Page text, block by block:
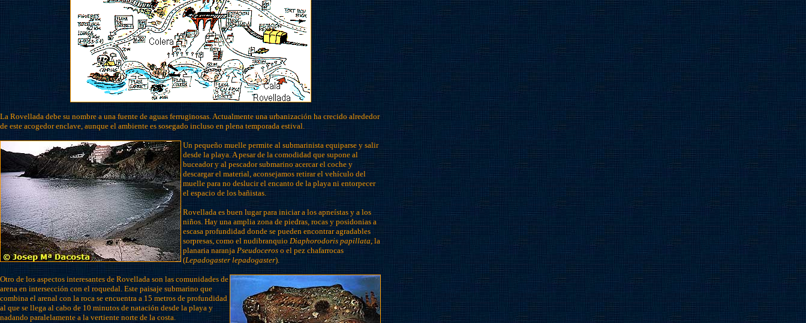
La Rovellada debe su nombre a una fuente de aguas ferruginosas. Actualmente una urbanización ha crecido alrededor
de este acogedor enclave, aunque el ambiente es sosegado incluso en plena temporada estival.
Un pequeño muelle permite al submarinista equiparse y salir
desde la playa. A pesar de la comodidad que supone al
buceador y al pescador submarino acercar el coche y
descargar el material, aconsejamos retirar el vehículo del
muelle para no deslucir el encanto de la playa ni entorpecer
el espacio de los bañistas.
Rovellada es buen lugar para iniciar a los apneístas y a los
niños. Hay una amplia zona de piedras, rocas y posidonias a
escasa profundidad donde se pueden encontrar agradables
sorpresas, como el nudibranquioDiaphorodoris papillata, la
planaria naranja Pseudoceros o el pez chafarrocas
(Lepadogaster lepadogaster).
Otro de los aspectos interesantes de Rovellada son las comunidades de
arena en intersección con el roquedal. Este paisaje submarino que
combina el arenal con la roca se encuentra a 15 metros de profundidad
al que se llega al cabo de 10 minutos de natación desde la playa y
nadando paralelamente a la vertiente norte de la costa.